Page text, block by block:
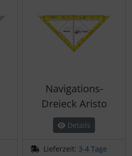
Navigations-
Dreieck Aristo
Details
Lieferzeit: 3-4 Tage